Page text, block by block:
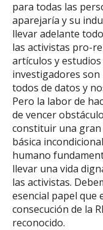
para todas las
aparejaría y su
llevar adelante
las activistas pro-
artículos y estudios
investigadores
todos de datos y
Pero la labor de
de vencer
constituir una gran
básica
humano
llevar una vida
las activistas.
esencial papel que
consecución de la
reconocido.